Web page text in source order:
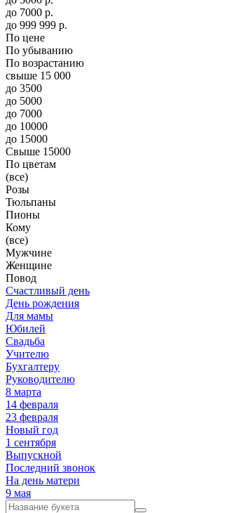
до 7000 р.
до 999 999 р.
По цене
По убыванию
По возрастанию
свыше 15 000
до 3500
до 5000
до 7000
до 10000
до 15000
Свыше 15000
По цветам
(все)
Розы
Тюльпаны
Пионы
Кому
(все)
Мужчине
Женщине
Повод
Счастливый день
День рождения
Для мамы
Юбилей
Свадьба
Учителю
Бухгалтеру
Руководителю
8 марта
14 февраля
23 февраля
Новый год
1 сентября
Выпускной
Последний звонок
На день матери
9 мая